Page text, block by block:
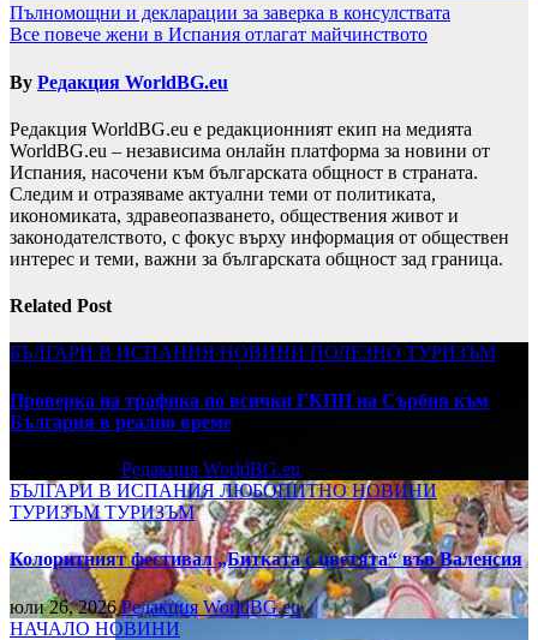
Навигация
Пълномощни и декларации за заверка в консулствата
Все повече жени в Испания отлагат майчинството
By Редакция WorldBG.eu
Редакция WorldBG.eu е редакционният екип на медията
WorldBG.eu – независима онлайн платформа за новини от
Испания, насочени към българската общност в страната.
Следим и отразяваме актуални теми от политиката,
икономиката, здравеопазването, обществения живот и
законодателството, с фокус върху информация от обществен
интерес и теми, важни за българската общност зад граница.
Related Post
БЪЛГАРИ В ИСПАНИЯ НОВИНИ ПОЛЕЗНО ТУРИЗЪМ
Проверка на трафика по всички ГКПП на Сърбия към
България в реално време
Редакция WorldBG.eu
БЪЛГАРИ В ИСПАНИЯ ЛЮБОПИТНОНОВИНИ
ТУРИЗЪМТУРИЗЪМ
Колоритният фестивал „Битката с цветята“ във Валенсия
юли 26, 2026Редакция WorldBG.eu
НАЧАЛО НОВИНИ